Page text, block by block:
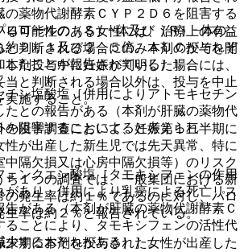
る可能性のある女性には、治療上の有益
と判断される場合にのみ本剤の投与を開
剤投与中に妊娠が判明した場合には、
当と判断される場合以外は、投与を中止
実施すること。
疫学調査において、妊娠第１三半期に
性が出産した新生児では先天異常、特に
中隔欠損又は心房中隔欠損等）のリスク
ち１つの調査では、一般集団における新
の発生率は約１％であるのに対し、パロ
生率は約２％と報告されている。
期に本剤を投与された女性が出産した
の薬物代謝酵素ＣＹＰ２Ｄ６を阻害する
ロロールの（Ｓ）−体及び（Ｒ）−体の
約２．１及び２．５倍、ＡＵＣがそれぞ
したことが報告されている）］。
ン塩酸塩［併用によりアトモキセチン
たとの報告がある（本剤が肝臓の薬物代
を阻害することによると考えられ
ンクエン酸塩［タモキシフェンの作用
があり、併用により乳癌による死亡リス
告がある（本剤が肝臓の薬物代謝酵素Ｃ
ることにより、タモキシフェンの活性代
少するおそれがある）］。